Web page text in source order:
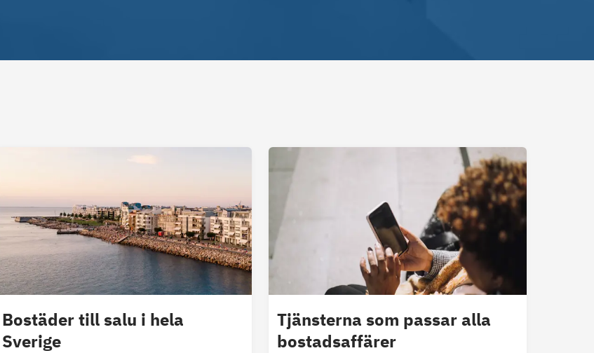
Bostäder till salu i hela
Sverige
Tjänsterna som passar alla
bostadsaffärer